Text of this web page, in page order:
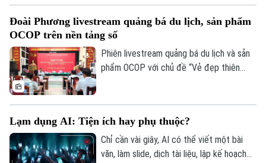
Người Việt 4 phương
Tài chính Ngân hàng
Doanh nghiệp
Tin tức
Đầu tư
Căn hộ
Đất đai
Kinh nghiệm
Ô tô
Tàu
Xe máy
Thị trường
Đánh giá
Giáo dục
Tin tức
Hướng nghiệp
Văn hóa
Làng nghề
Y tế
Thể thao
động thể thao.
Đoài Phương livestream quảng bá du lịch, sản phẩm
OCOP trên nền tảng số
Phiên livestream quảng bá du lịch và sản
phẩm OCOP với chủ đề “Vẻ đẹp thiên
số của địa phương.
Lạm dụng AI: Tiện ích hay phụ thuộc?
Chỉ cần vài giây, AI có thể viết một bài
văn, làm slide, dịch tài liệu, lập kế hoạch